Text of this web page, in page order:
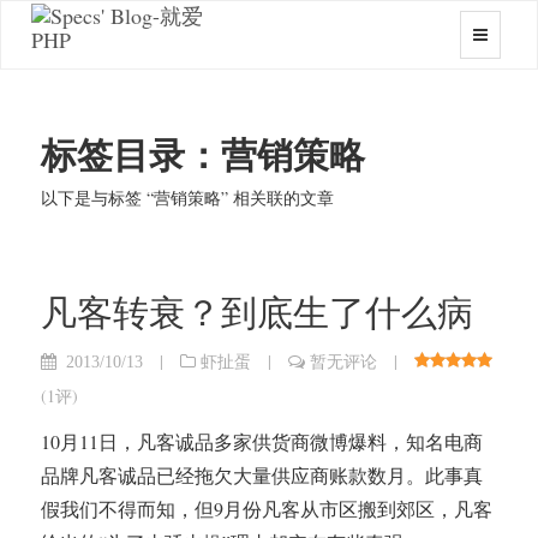
标签目录：营销策略
以下是与标签 “营销策略” 相关联的文章
凡客转衰？到底生了什么病
2013/10/13 | 虾扯蛋 | 暂无评论
|
(1评)
10月11日，凡客诚品多家供货商微博爆料，知名电商
品牌凡客诚品已经拖欠大量供应商账款数月。此事真
假我们不得而知，但9月份凡客从市区搬到郊区，凡客